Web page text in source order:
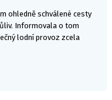
ohledně schválené cesty
Informovala o tom
lodní provoz zcela